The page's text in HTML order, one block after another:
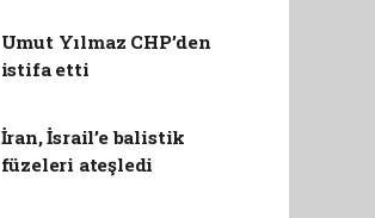
Umut Yılmaz CHP’den
istifa etti
İran, İsrail’e balistik
füzeleri ateşledi